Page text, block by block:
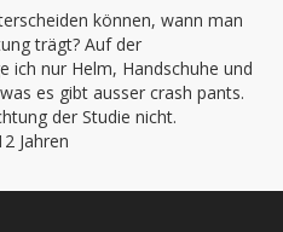
können, wann man
trägt? Auf der
ich nur Helm, Handschuhe und
es gibt ausser crash pants.
der Studie nicht.
Jahren